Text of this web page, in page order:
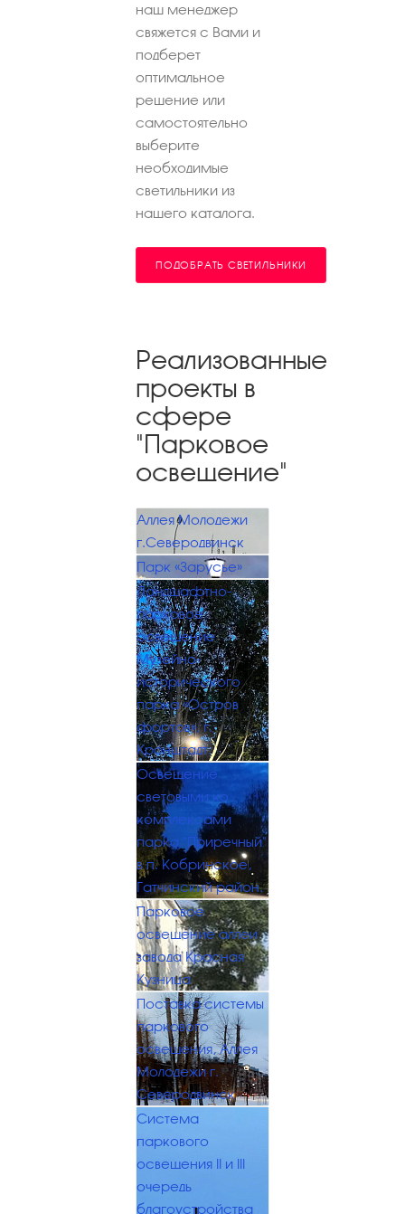
наш менеджер
свяжется с Вами и
подберет
оптимальное
решение или
самостоятельно
выберите
необходимые
светильники из
нашего каталога.
ПОДОБРАТЬ СВЕТИЛЬНИКИ
Реализованные
проекты в
сфере
"Парковое
освещение"
Аллея Молодежи
г.Северодвинск
Парк «Зарусье»
Ландшафтно-
парковое
освещение
Музейно-
исторического
парка «Остров
фортов», г.
Кронштадт.
Освещение
световыми ко
комплексами
парка "Приречный"
в п. Кобринское,
Гатчинский район.
Парковое
освещение аллеи
завода Красная
Кузница
Поставка системы
паркового
освещения, Аллея
Молодежи г.
Северодвинск
Система
паркового
освещения II и III
очередь
благоустройства